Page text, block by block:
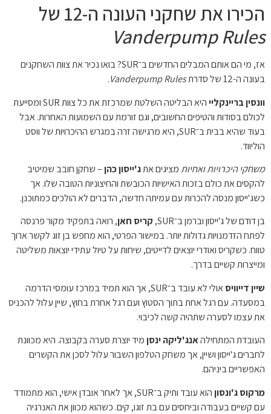
הכירו את שחקני העונה ה-12 של
Vanderpump Rules
אז, מי הם אותם המבלים החדשים ב־SUR? בואו נכיר את צוות השחקנים
בעונה ה-12 של סדרת
Vanderpump Rules
.
וונסין בריינקליי
היא הבליטה השלטת שמרכזת את כל צוות SUR ומסייעת
לכולם בסודות והטיפים החשובים, וגם זורמת עם השמועות האחרות. אבל
בעוד שהיא בבית ב־SUR, היא מרגישה זרה במגרש ההיכרויות של ווסט
הוליווד.
משחקי היכרויות ואחיותמציגים אתג'ייסון כהן– שחקן חובב שמיטיב
להקסים את כולם בזכות האישיות הכובשת והחיצוניות הטובה שלו. אך
כשג'ייסון מנסה להכרות עם עמיתה חדשה, הדברים לא הולכים כמתוכנן.
בן דודם של ג'ייסון וברמן ב־SUR,
קריס חאן, רואה בתפקיד מקור פרנסה
לפתח הזדמנויות גדולות יותר. במישור הפרטי, הוא מחפש בן זוג לקשר ארוך
טווח. כשקריס ואודרי יוצאים לדייטים, שיחות על טיול עתידי יוצאות משליטה
ומייצרות קשיים בדרך.
שיין דייוויס
אולי לא עובד ב־SUR, אך הוא תמיד במרכז עומסי הדרמה
במסעדה. עם רגל אחת בתוך הסטוץ ועם רגל אחרת בחוץ, שיין עלול להכניס
את עצמו לסערה שתהיה קשה לכיבוי.
העובדת המתחילהאנג'ליקה ינסןמיד יוצרת סערה בקבוצה. היא מכוונת
לחברים ג'ייסון ושיין, אך משחק הטלפון השבור עלול לסכן את הקשרים
האפשריים ביניהם.
מרקוס ג'ונסון
הוא עובד ותיק ב־SUR, אך לאחר אובדן אישי, הוא מתמודד
עם קשיים בעבודה וביחסים עם בת זוגו, קים. כשהוא מכוון את האנרגיה